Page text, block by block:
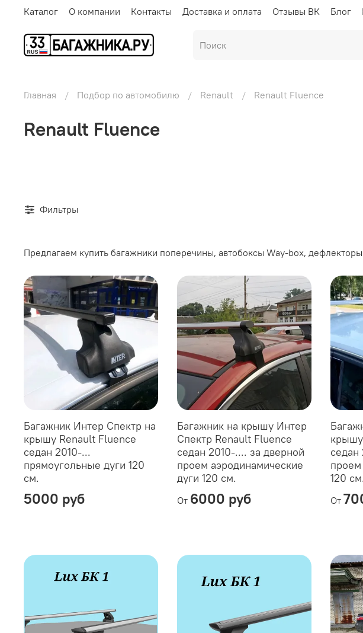
Каталог О компании Контакты Доставка и оплата Отзывы ВК Блог
Главная Подбор по автомобилю Renault Renault Fluence
Renault Fluence
Фильтры
Предлагаем купить багажники поперечины, автобоксы Way-box,
Багажник Интер Спектр на
крышу Renault Fluence
седан 2010-...
прямоугольные дуги 120
см.
5000 руб
Багажник на крышу Интер
Спектр Renault Fluence
седан 2010-.... за дверной
проем аэродинамические
дуги 120 см.
От 6000 руб
седан
120 см.
От